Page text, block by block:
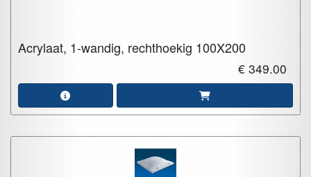
Acrylaat, 1-wandig, rechthoekig 100X200
€ 349.00